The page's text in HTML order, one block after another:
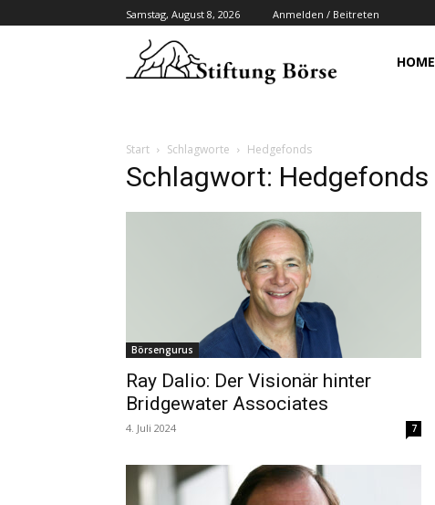
Samstag, August 8, 2026 Anmelden / Beitreten
HOME
Start Schlagworte Hedgefonds
Schlagwort: Hedgefonds
Börsengurus
Ray Dalio: Der Visionär hinter
Bridgewater Associates
4. Juli 2024 7